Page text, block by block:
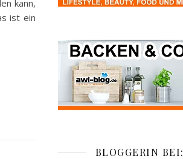
kann,
ist ein
BLOGGERIN BEI: